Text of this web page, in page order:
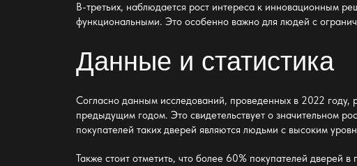
В-третьих, наблюдается рост интереса к инновационным
функциональными. Это особенно важно для людей с
Данные и статистика
Согласно данным исследований, проведенных в 2022 году,
предыдущим годом. Это свидетельствует о значительном
покупателей таких дверей являются людьми с высоким
Также стоит отметить, что более 60% покупателейдверей в